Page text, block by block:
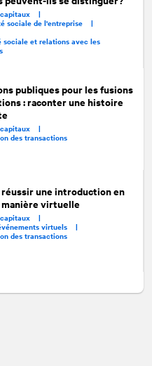
capitaux |
sociale de l'entreprise |
et relations avec les
publiques pour les fusions
: raconter une histoire
capitaux |
des transactions
une introduction en
manière virtuelle
capitaux |
virtuels |
des transactions